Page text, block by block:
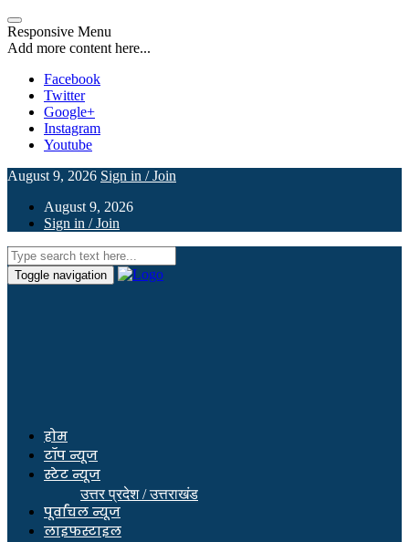
Responsive Menu
Add more content here...
Facebook
Twitter
Google+
Instagram
Youtube
August 9, 2026 Sign in / Join
August 9, 2026
Sign in / Join
Toggle navigation
होम
टॉप न्यूज
स्टेट न्यूज
उत्तर प्रदेश / उत्तराखंड
पूर्वांचल न्यूज
लाइफस्टाइल